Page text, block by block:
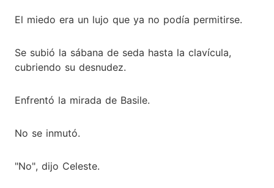
El miedo era un lujo que ya no podía permitirse.
Se subió la sábana de seda hasta la clavícula,
cubriendo su desnudez.
Enfrentó la mirada de Basile.
No se inmutó.
"No", dijo Celeste.